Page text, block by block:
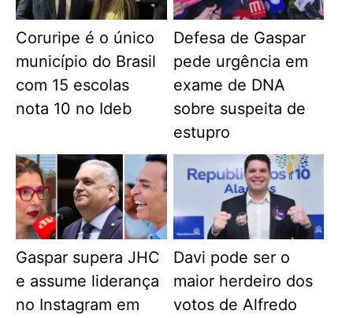
Coruripe é o único
município do Brasil
com 15 escolas
nota 10 no Ideb
Defesa de Gaspar
pede urgência em
exame de DNA
sobre suspeita de
estupro
Gaspar supera JHC
e assume liderança
no Instagram em
Davi pode ser o
maior herdeiro dos
votos de Alfredo